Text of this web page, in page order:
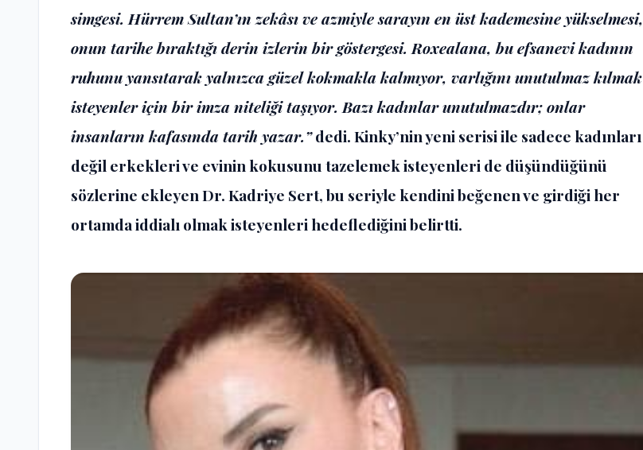
simgesi. Hürrem Sultan’ın zekâsı ve azmiyle sarayın en üst kademesine yükselmesi,
onun tarihe bıraktığı derin izlerin bir göstergesi. Roxealana, bu efsanevi kadının
ruhunu yansıtarak yalnızca güzel kokmakla kalmıyor, varlığını unutulmaz kılmak
isteyenler için bir imza niteliği taşıyor. Bazı kadınlar unutulmazdır; onlar
insanların kafasında tarih yazar.”dedi. Kinky’nin yeni serisi ile sadece kadınları
değil erkekleri ve evinin kokusunu tazelemek isteyenleri de düşündüğünü
sözlerine ekleyen Dr. Kadriye Sert, bu seriyle kendini beğenen ve girdiği her
ortamda iddialı olmak isteyenleri hedeflediğini belirtti.